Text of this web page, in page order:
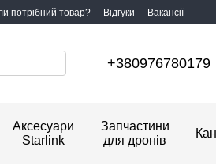
потрібний товар? Відгуки Вакансії
+380976780179
Аксесуари
Starlink
Запчастини
для дронів